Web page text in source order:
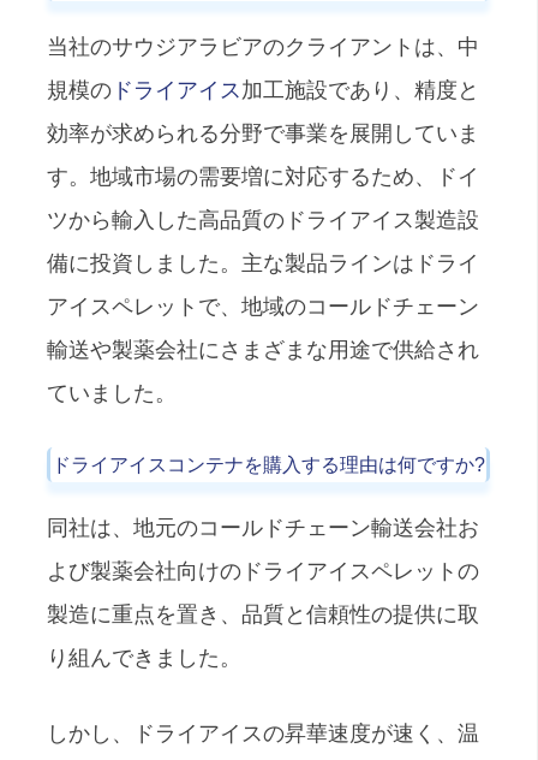
当社のサウジアラビアのクライアントは、中
規模の ドライアイス加工施設であり、精度と
効率が求められる分野で事業を展開していま
す。地域市場の需要増に対応するため、ドイ
ツから輸入した高品質のドライアイス製造設
備に投資しました。主な製品ラインはドライ
アイスペレットで、地域のコールドチェーン
輸送や製薬会社にさまざまな用途で供給され
ていました。
ドライアイスコンテナを購入する理由は何ですか?
同社は、地元のコールドチェーン輸送会社お
よび製薬会社向けのドライアイスペレットの
製造に重点を置き、品質と信頼性の提供に取
り組んできました。
しかし、ドライアイスの昇華速度が速く、温